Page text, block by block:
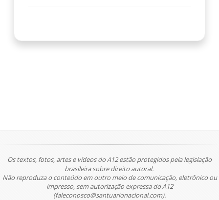
Os textos, fotos, artes e vídeos do A12 estão protegidos pela legislação
brasileira sobre direito autoral.
Não reproduza o conteúdo em outro meio de comunicação, eletrônico ou
impresso, sem autorização expressa do A12
(faleconosco@santuarionacional.com).